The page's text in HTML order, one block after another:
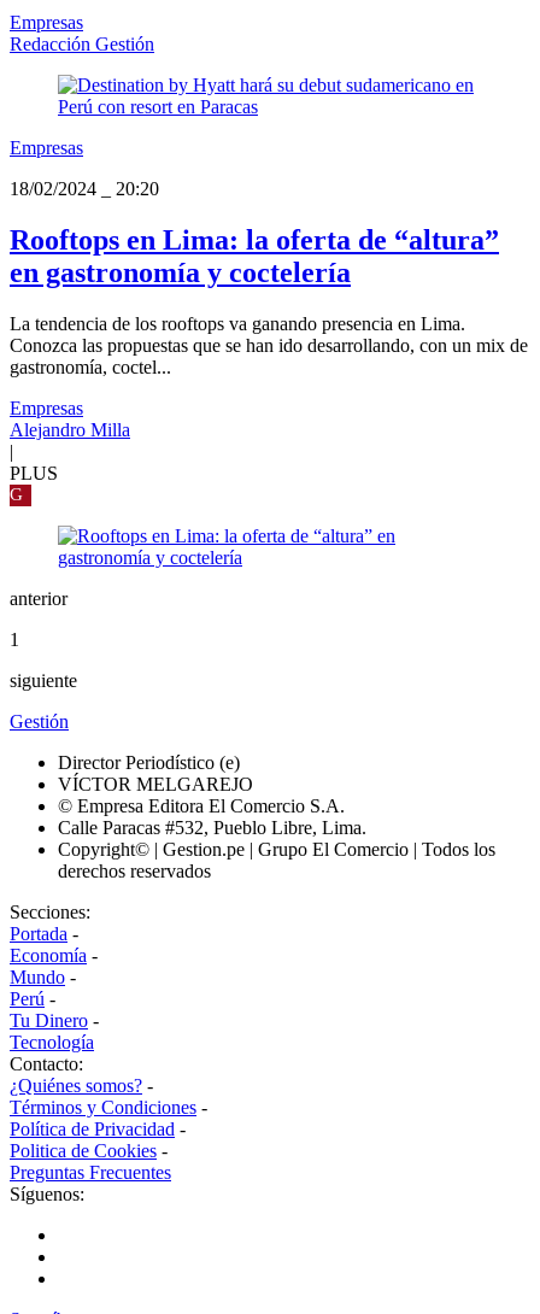
Empresas
Redacción Gestión
Empresas
18/02/2024
20:20
Rooftops en Lima: la oferta de “altura”
en gastronomía y coctelería
La tendencia de los rooftops va ganando presencia en Lima.
Conozca las propuestas que se han ido desarrollando, con un mix de
gastronomía, coctel...
Empresas
Alejandro Milla
|
PLUS
G
anterior
1
siguiente
Gestión
Director Periodístico (e)
VÍCTOR MELGAREJO
© Empresa Editora El Comercio S.A.
Calle Paracas #532, Pueblo Libre, Lima.
Copyright© | Gestion.pe | Grupo El Comercio | Todos los
derechos reservados
Secciones:
Portada -
Economía -
Mundo -
Perú -
Tu Dinero -
Tecnología
Contacto:
¿Quiénes somos? -
Términos y Condiciones -
Política de Privacidad -
Politica de Cookies -
Preguntas Frecuentes
Síguenos: